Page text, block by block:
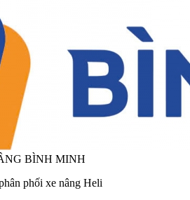
BÌNH MINH
phối xe nâng Heli